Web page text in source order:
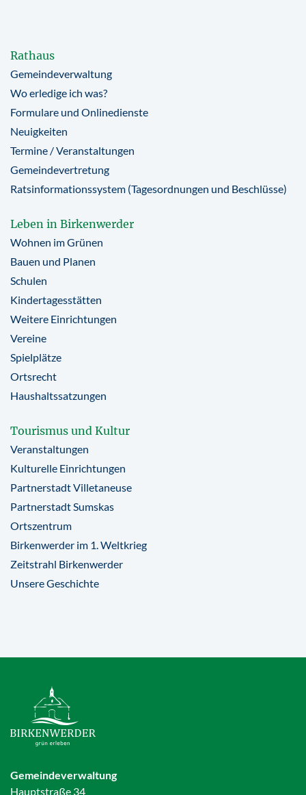
Rathaus
Gemeindeverwaltung
Wo erledige ich was?
Formulare und Onlinedienste
Neuigkeiten
Termine / Veranstaltungen
Gemeindevertretung
Ratsinformationssystem (Tagesordnungen und Beschlüsse)
Leben in Birkenwerder
Wohnen im Grünen
Bauen und Planen
Schulen
Kindertagesstätten
Weitere Einrichtungen
Vereine
Spielplätze
Ortsrecht
Haushaltssatzungen
Tourismus und Kultur
Veranstaltungen
Kulturelle Einrichtungen
Partnerstadt Villetaneuse
Partnerstadt Sumskas
Ortszentrum
Birkenwerder im 1. Weltkrieg
Zeitstrahl Birkenwerder
Unsere Geschichte
Gemeindeverwaltung
Hauptstraße 34